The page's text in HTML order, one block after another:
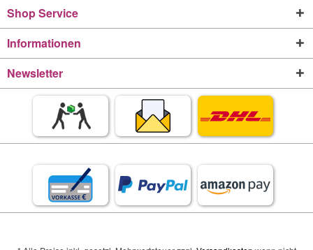
Shop Service
Informationen
Newsletter